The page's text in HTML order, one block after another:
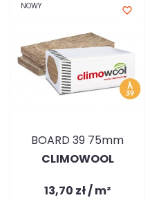
NOWY favorite_border
BOARD 39 75mm
CLIMOWOOL
13,70 zł / m²